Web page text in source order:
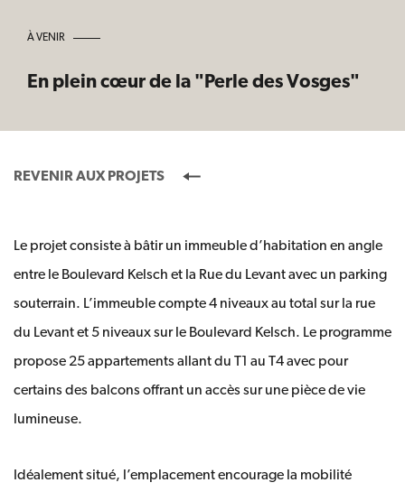
À VENIR
En plein cœur de la "Perle des Vosges"
REVENIR AUX PROJETS
Le projet consiste à bâtir un immeuble d’habitation en angle
entre le Boulevard Kelsch et la Rue du Levant avec un parking
souterrain. L’immeuble compte 4 niveaux au total sur la rue
du Levant et 5 niveaux sur le Boulevard Kelsch. Le programme
propose 25 appartements allant du T1 au T4 avec pour
certains des balcons offrant un accès sur une pièce de vie
lumineuse.
Idéalement situé, l’emplacement encourage la mobilité